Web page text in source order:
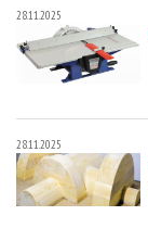
28.11.2025
28.11.2025